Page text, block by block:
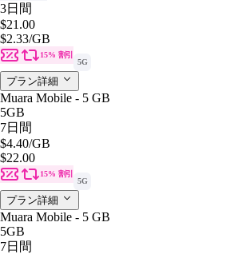
3日間
$21.00
$2.33/GB
15% 割引
5G
プラン詳細
Muara Mobile - 5 GB
5GB
7日間
$4.40/GB
$22.00
15% 割引
5G
プラン詳細
Muara Mobile - 5 GB
5GB
7日間